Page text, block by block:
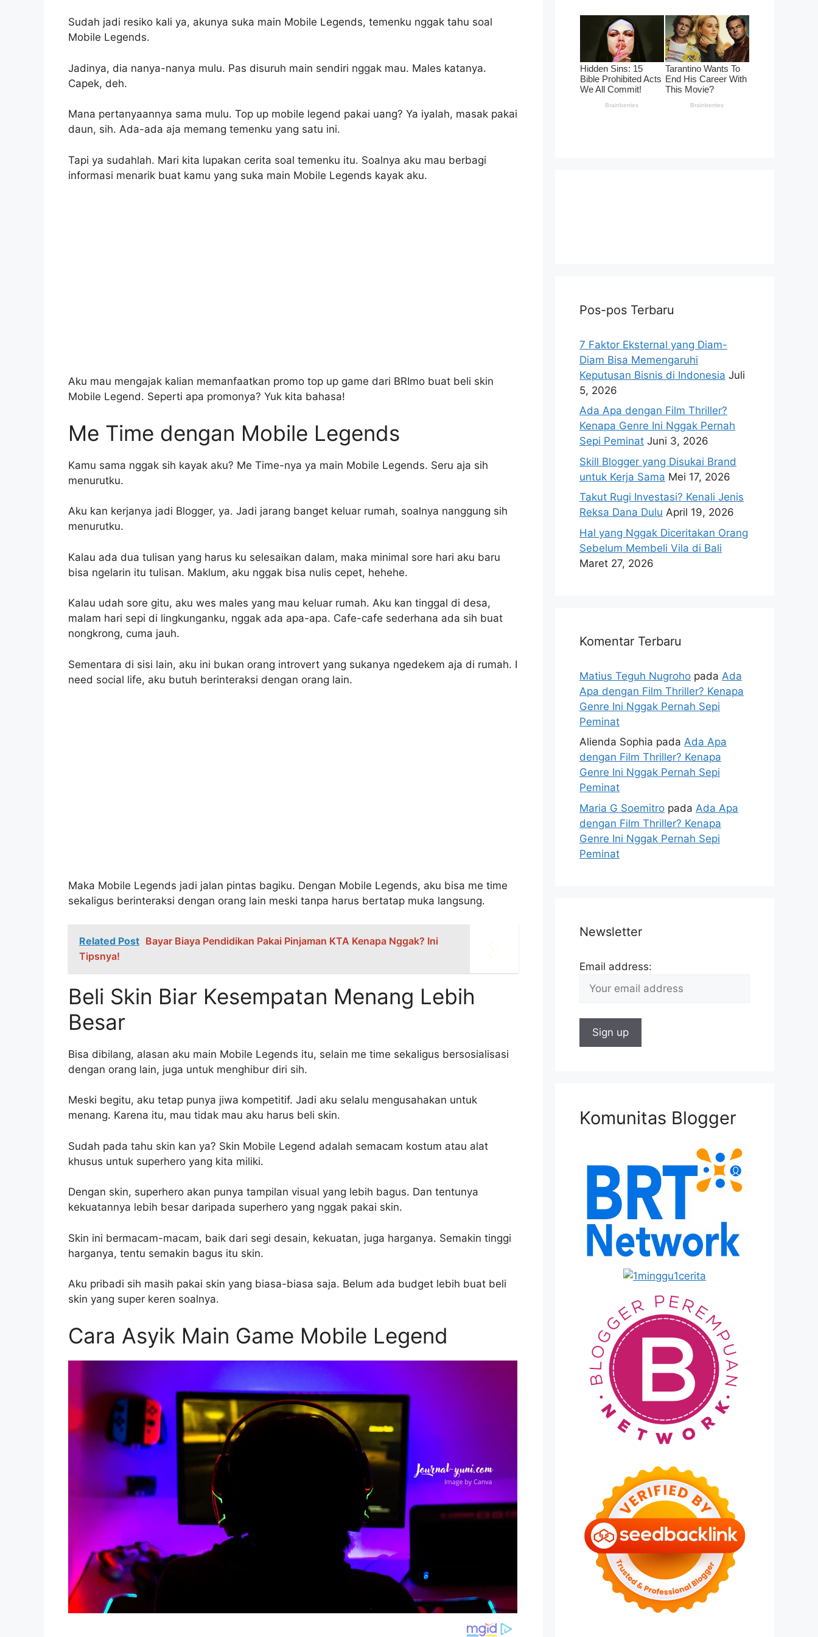
Sudah jadi resiko kali ya, akunya suka main Mobile Legends, temenku nggak tahu soal
Mobile Legends.
Jadinya, dia nanya-nanya mulu. Pas disuruh main sendiri nggak mau. Males katanya.
Capek, deh.
Mana pertanyaannya sama mulu. Top up mobile legend pakai uang? Ya iyalah, masak pakai
daun, sih. Ada-ada aja memang temenku yang satu ini.
Tapi ya sudahlah. Mari kita lupakan cerita soal temenku itu. Soalnya aku mau berbagi
informasi menarik buat kamu yang suka main Mobile Legends kayak aku.
Aku mau mengajak kalian memanfaatkan promo top up game dari BRImo buat beli skin
Mobile Legend. Seperti apa promonya? Yuk kita bahasa!
Me Time dengan Mobile Legends
Kamu sama nggak sih kayak aku? Me Time-nya ya main Mobile Legends. Seru aja sih
menurutku.
Aku kan kerjanya jadi Blogger, ya. Jadi jarang banget keluar rumah, soalnya nanggung sih
menurutku.
Kalau ada dua tulisan yang harus ku selesaikan dalam, maka minimal sore hari aku baru
bisa ngelarin itu tulisan. Maklum, aku nggak bisa nulis cepet, hehehe.
Kalau udah sore gitu, aku wes males yang mau keluar rumah. Aku kan tinggal di desa,
malam hari sepi di lingkunganku, nggak ada apa-apa. Cafe-cafe sederhana ada sih buat
nongkrong, cuma jauh.
Sementara di sisi lain, aku ini bukan orang introvert yang sukanya ngedekem aja di rumah. I
need social life, aku butuh berinteraksi dengan orang lain.
Maka Mobile Legends jadi jalan pintas bagiku. Dengan Mobile Legends, aku bisa me time
sekaligus berinteraksi dengan orang lain meski tanpa harus bertatap muka langsung.
Related Post Bayar Biaya Pendidikan Pakai Pinjaman KTA Kenapa Nggak? Ini
Tipsnya!
Beli Skin Biar Kesempatan Menang Lebih
Besar
Bisa dibilang, alasan aku main Mobile Legends itu, selain me time sekaligus bersosialisasi
dengan orang lain, juga untuk menghibur diri sih.
Meski begitu, aku tetap punya jiwa kompetitif. Jadi aku selalu mengusahakan untuk
menang. Karena itu, mau tidak mau aku harus beli skin.
Sudah pada tahu skin kan ya? Skin Mobile Legend adalah semacam kostum atau alat
khusus untuk superhero yang kita miliki.
Dengan skin, superhero akan punya tampilan visual yang lebih bagus. Dan tentunya
kekuatannya lebih besar daripada superhero yang nggak pakai skin.
Skin ini bermacam-macam, baik dari segi desain, kekuatan, juga harganya. Semakin tinggi
harganya, tentu semakin bagus itu skin.
Aku pribadi sih masih pakai skin yang biasa-biasa saja. Belum ada budget lebih buat beli
skin yang super keren soalnya.
Cara Asyik Main Game Mobile Legend
Pos-pos Terbaru
7 Faktor Eksternal yang Diam-
Diam Bisa Memengaruhi
Keputusan Bisnis di Indonesia Juli
5, 2026
Ada Apa dengan Film Thriller?
Kenapa Genre Ini Nggak Pernah
Sepi Peminat Juni 3, 2026
Skill Blogger yang Disukai Brand
untuk Kerja Sama Mei 17, 2026
Takut Rugi Investasi? Kenali Jenis
Reksa Dana Dulu April 19, 2026
Hal yang Nggak Diceritakan Orang
Sebelum Membeli Vila di Bali
Maret 27, 2026
Komentar Terbaru
Matius Teguh Nugroho pada Ada
Apa dengan Film Thriller? Kenapa
Genre Ini Nggak Pernah Sepi
Peminat
Alienda Sophia pada Ada Apa
dengan Film Thriller? Kenapa
Genre Ini Nggak Pernah Sepi
Peminat
Maria G Soemitro pada Ada Apa
dengan Film Thriller? Kenapa
Genre Ini Nggak Pernah Sepi
Peminat
Newsletter
Email address:
Komunitas Blogger